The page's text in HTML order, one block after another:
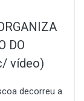
DO
vídeo)
decorreu a